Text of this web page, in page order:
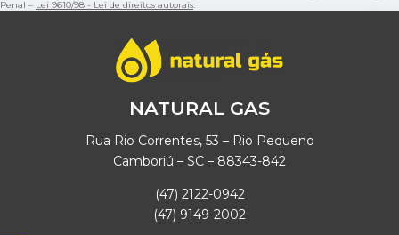
Penal – Lei 9610/98 - Lei de direitos autorais.
NATURAL GAS
Rua Rio Correntes, 53 – Rio Pequeno
Camboriú – SC – 88343-842
(47) 2122-0942
(47) 9149-2002